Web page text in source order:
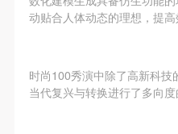
动贴合人体动态的理想，提高
时尚100秀演中除了高新科
当代复兴与转换进行了多向
乙方于拍摄完带有甲方肖
附则
（1）、本协议未尽事宜
乙方于拍摄完带有甲方肖
附则
（1）、本协议未尽事宜
乙方于拍摄完带有甲方肖
附则
（1）、本协议未尽事宜